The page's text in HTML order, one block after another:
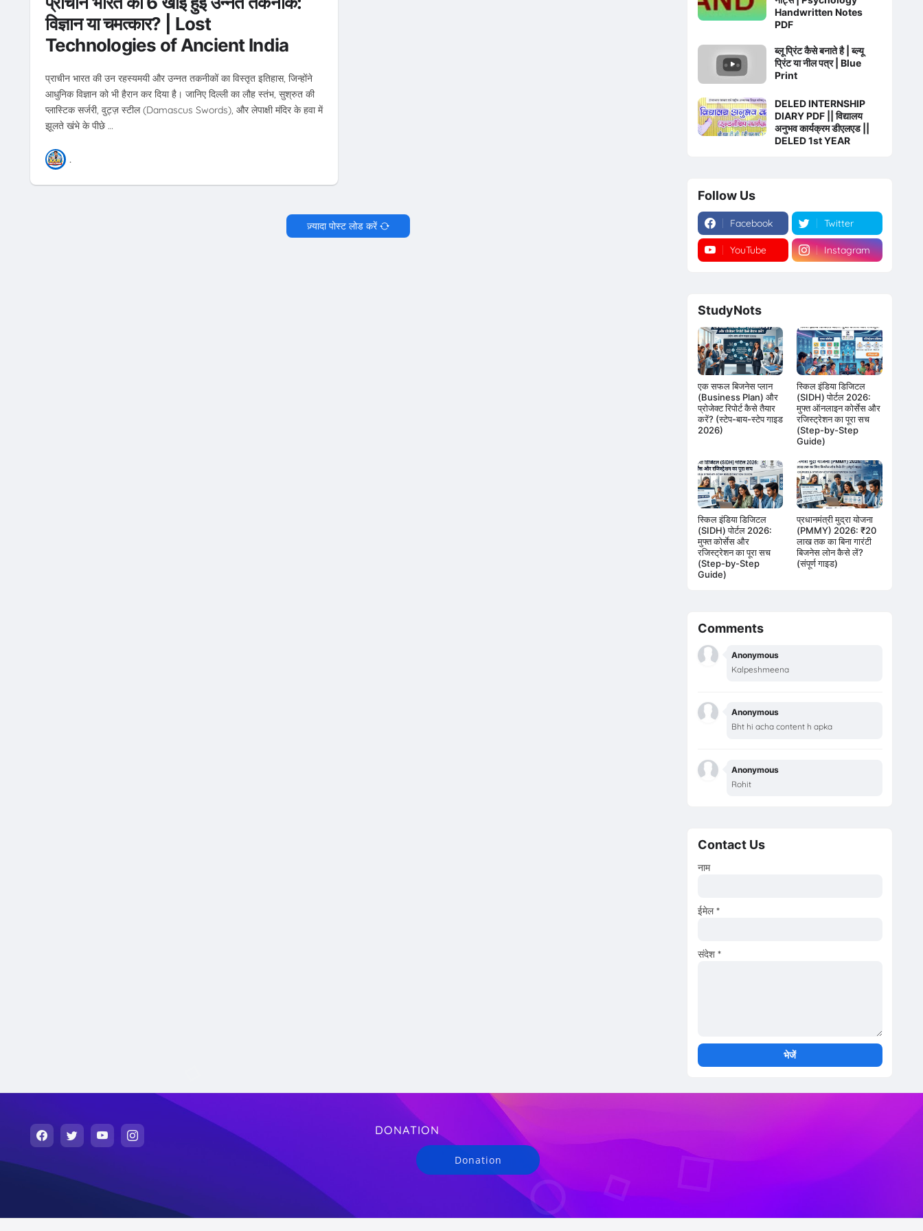
विज्ञान या चमत्कार? | Lost
Technologies of Ancient India
प्राचीन भारत की उन रहस्यमयी और उन्नत तकनीकों का विस्तृत इतिहास, जिन्होंने
आधुनिक विज्ञान को भी हैरान कर दिया है। जानिए दिल्ली का लौह स्तंभ, सुश्रुत की
प्लास्टिक सर्जरी, वुट्ज़ स्टील (Damascus Swords), और लेपाक्षी मंदिर के हवा में
झूलते खंभे के पीछे …
.
ज़्यादा पोस्ट लोड करें
Handwritten Notes
PDF
ब्लू प्रिंट कैसे बनाते है | ब्ल्यू
प्रिंट या नील पत्र | Blue
Print
DELED INTERNSHIP
DIARY PDF || विद्यालय
अनुभव कार्यक्रम डीएलएड ||
DELED 1st YEAR
Follow Us
Facebook Twitter
YouTube Instagram
StudyNots
एक सफल बिजनेस प्लान
(Business Plan) और
प्रोजेक्ट रिपोर्ट कैसे तैयार
करें? (स्टेप-बाय-स्टेप गाइड
2026)
स्किल इंडिया डिजिटल
(SIDH) पोर्टल 2026:
मुफ्त ऑनलाइन कोर्सेस और
रजिस्ट्रेशन का पूरा सच
(Step-by-Step
Guide)
स्किल इंडिया डिजिटल
(SIDH) पोर्टल 2026:
मुफ्त कोर्सेस और
रजिस्ट्रेशन का पूरा सच
(Step-by-Step
Guide)
प्रधानमंत्री मुद्रा योजना
(PMMY) 2026: ₹20
लाख तक का बिना गारंटी
बिजनेस लोन कैसे लें?
(संपूर्ण गाइड)
Comments
Anonymous
Kalpeshmeena
Anonymous
Bht hi acha content h apka
Anonymous
Rohit
Contact Us
नाम
ईमेल*
संदेश *
DONATION
Donation